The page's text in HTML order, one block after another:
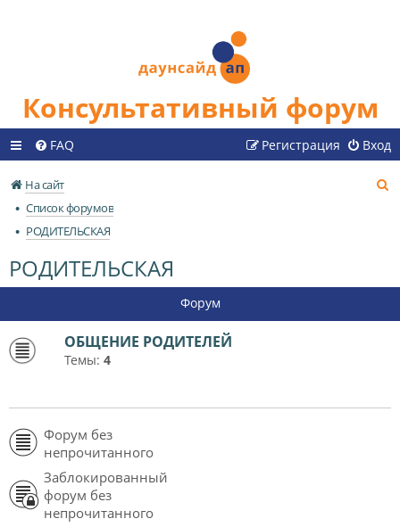
Консультативный форум
FAQ Вход
Регистрация
На сайт
Список форумов
РОДИТЕЛЬСКАЯ
РОДИТЕЛЬСКАЯ
Форум
ОБЩЕНИЕ РОДИТЕЛЕЙ
Темы: 4
Форум без
непрочитанного
Заблокированный
форум без
непрочитанного